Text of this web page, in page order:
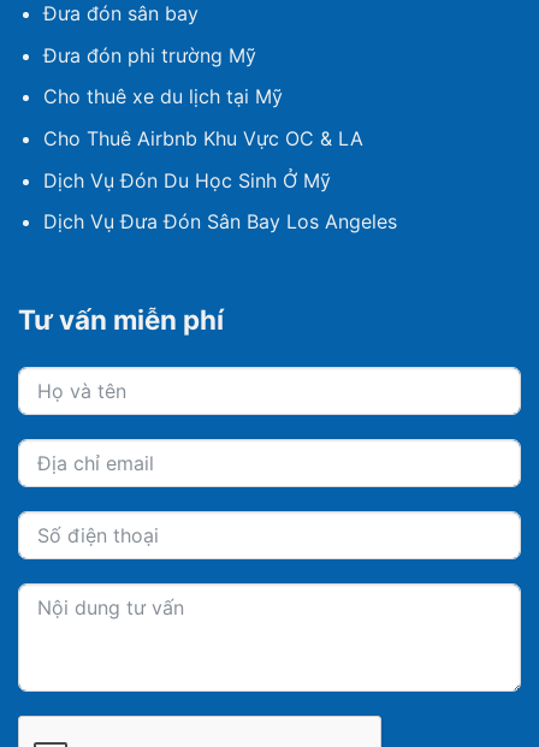
Đưa đón sân bay
Đưa đón phi trường Mỹ
Cho thuê xe du lịch tại Mỹ
Cho Thuê Airbnb Khu Vực OC & LA
Dịch Vụ Đón Du Học Sinh Ở Mỹ
Dịch Vụ Đưa Đón Sân Bay Los Angeles
Tư vấn miễn phí